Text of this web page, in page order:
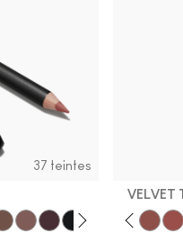
37 teintes
VELVET